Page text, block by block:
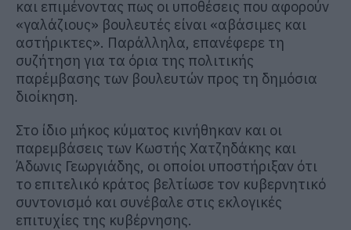
και επιμένοντας πως οι υποθέσεις που αφορούν
«γαλάζιους» βουλευτές είναι «αβάσιμες και
αστήρικτες». Παράλληλα, επανέφερε τη
συζήτηση για τα όρια της πολιτικής
παρέμβασης των βουλευτών προς τη δημόσια
διοίκηση.
Στο ίδιο μήκος κύματος κινήθηκαν και οι
παρεμβάσεις των Κωστής Χατζηδάκης και
Άδωνις Γεωργιάδης, οι οποίοι υποστήριξαν ότι
το επιτελικό κράτος βελτίωσε τον κυβερνητικό
συντονισμό και συνέβαλε στις εκλογικές
επιτυχίες της κυβέρνησης.